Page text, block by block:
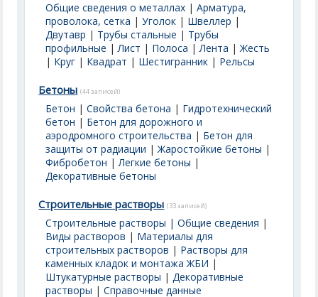
Общие сведения о металлах |Арматура,
проволока, сетка |Уголок | Швеллер |
Двутавр | Трубы стальные | Трубы
профильные |Лист | Полоса |Лента |Жесть
| Круг | Квадрат | Шестигранник | Рельсы
Бетоны (44 записей)
Бетон |Свойства бетона | Гидротехнический
бетон | Бетон для дорожного и
аэродромного строительства | Бетон для
защиты от радиации |Жаростойкие бетоны |
Фибробетон |Легкие бетоны |
Декоративные бетоны
Строительные растворы (33 записей)
Строительные растворы | Общие сведения |
Виды растворов | Материалы для
строительных растворов | Растворы для
каменных кладок и монтажа ЖБИ |
Штукатурные растворы |Декоративные
растворы |Справочные данные